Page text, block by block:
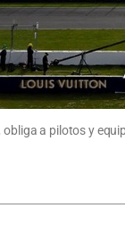
a pilotos y